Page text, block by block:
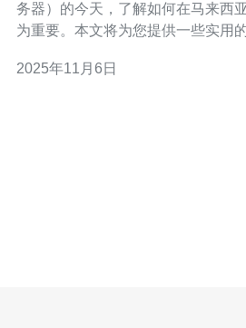
务器）的今天，了解如何在马来西
为重要。本文将为您提供一些实用
VPS节点之前，首先需要明确自己
2025年11月6日